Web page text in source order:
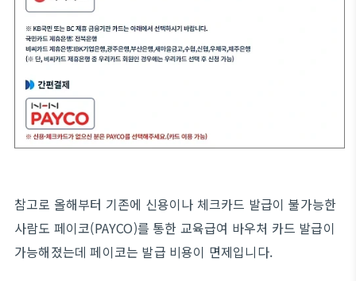
참고로 올해부터 기존에 신용이나 체크카드 발급이 불가능한
사람도 페이코(PAYCO)를 통한 교육급여 바우처 카드 발급이
가능해졌는데 페이코는 발급 비용이 면제입니다.